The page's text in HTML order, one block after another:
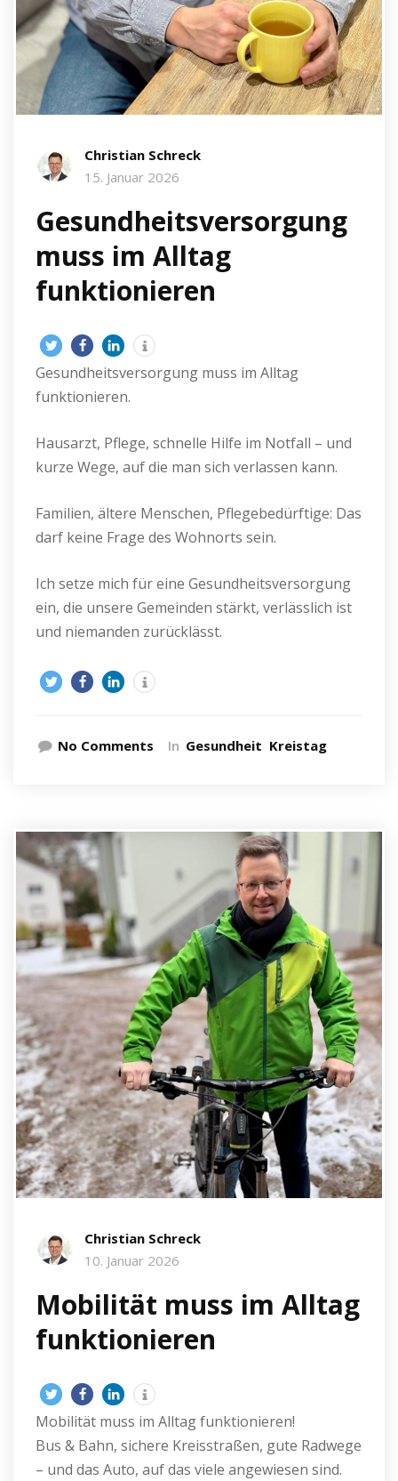
Christian Schreck
15. Januar 2026
Gesundheitsversorgung
muss im Alltag
funktionieren
Gesundheitsversorgung muss im Alltag
funktionieren.
Hausarzt, Pflege, schnelle Hilfe im Notfall – und
kurze Wege, auf die man sich verlassen kann.
Familien, ältere Menschen, Pflegebedürftige: Das
darf keine Frage des Wohnorts sein.
Ich setze mich für eine Gesundheitsversorgung
ein, die unsere Gemeinden stärkt, verlässlich ist
und niemanden zurücklässt.
No Comments In Gesundheit Kreistag
Christian Schreck
10. Januar 2026
Mobilität muss im Alltag
funktionieren
Mobilität muss im Alltag funktionieren!
Bus & Bahn, sichere Kreisstraßen, gute Radwege
– und das Auto, auf das viele angewiesen sind.